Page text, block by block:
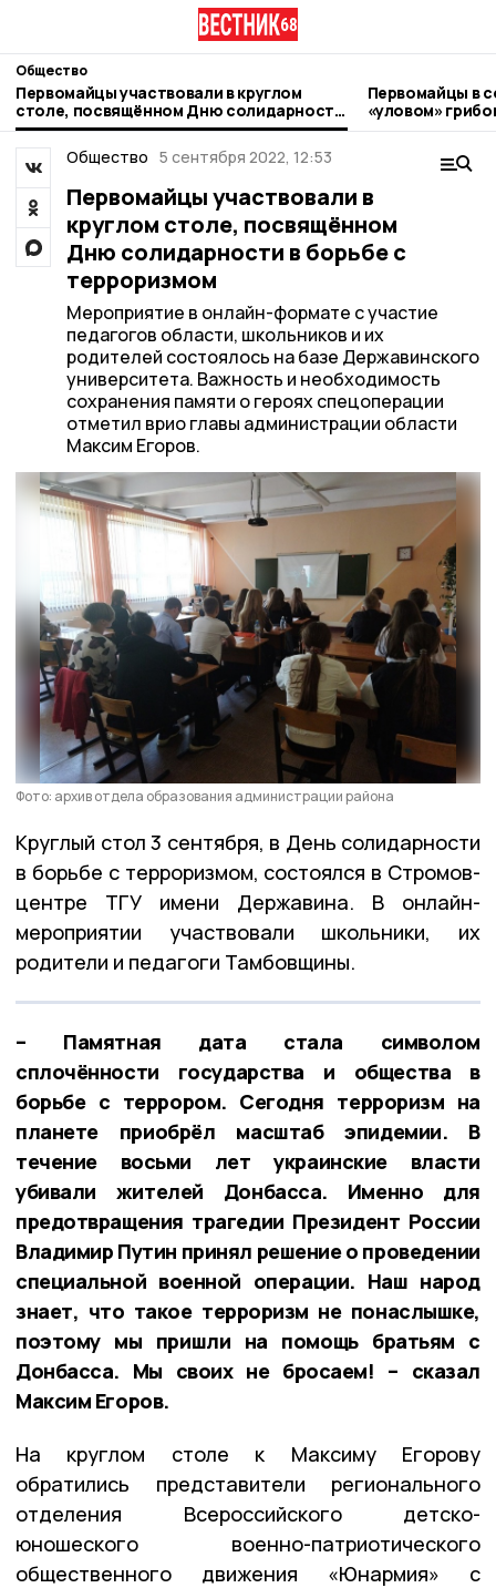
Общество
Первомайцы участвовали в круглом
столе, посвящённом Дню солидарности
в борьбе с терроризмом
Первомайцы в
«уловом»
Общество 5 сентября 2022, 12:53
Первомайцы участвовали в
круглом столе, посвящённом
Дню солидарности в борьбе с
терроризмом
Мероприятие в онлайн-формате с участие
педагогов области, школьников и их
родителей состоялось на базе Державинского
университета. Важность и необходимость
сохранения памяти о героях спецоперации
отметил врио главы администрации области
Максим Егоров.
Фото: архив отдела образования администрации района
Круглый стол 3 сентября, в День солидарности
в борьбе с терроризмом, состоялся в Стромов-
центре ТГУ имени Державина. В онлайн-
мероприятии участвовали школьники, их
родители и педагоги Тамбовщины.
– Памятная дата стала символом
сплочённости государства и общества в
борьбе с террором. Сегодня терроризм на
планете приобрёл масштаб эпидемии. В
течение восьми лет украинские власти
убивали жителей Донбасса. Именно для
предотвращения трагедии Президент России
Владимир Путин принял решение о проведении
специальной военной операции. Наш народ
знает, что такое терроризм не понаслышке,
поэтому мы пришли на помощь братьям с
Донбасса. Мы своих не бросаем! – сказал
Максим Егоров.
На круглом столе к Максиму Егорову
обратились представители регионального
отделения Всероссийского детско-
юношеского военно-патриотического
общественного движения «Юнармия» с